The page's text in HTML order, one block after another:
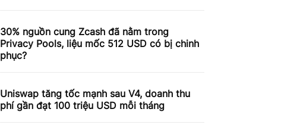
30% nguồn cung Zcash đã nằm trong
Privacy Pools, liệu mốc 512 USD có bị chinh
phục?
Uniswap tăng tốc mạnh sau V4, doanh thu
phí gần đạt 100 triệu USD mỗi tháng